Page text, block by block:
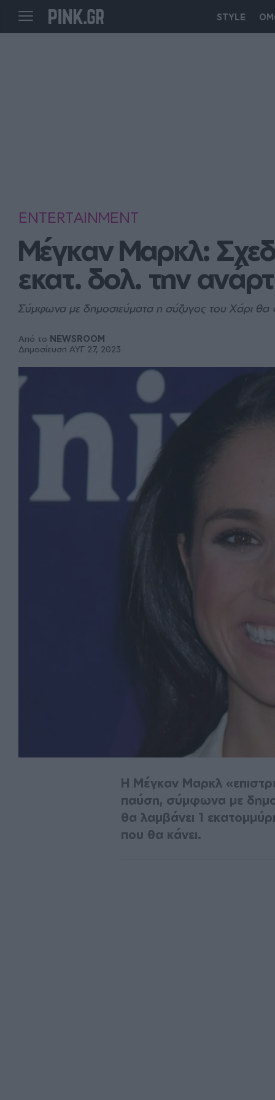
STYLE
ENTERTAINMENT
Μέγκαν Μαρκλ:
εκατ. δολ. την
Σύμφωνα με δημοσιεύματα η σύζυγος του Χάρι θα
Από το NEWSROOM
Δημοσίευση ΑΥΓ 27, 2023
Η Μέγκαν Μαρκλ
παύση, σύμφωνα με
θα λαμβάνει 1
που θα κάνει.